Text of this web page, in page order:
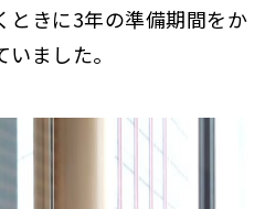
ときに3年の準備期間をか
ました。